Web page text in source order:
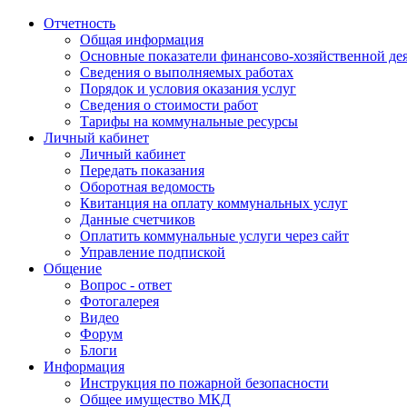
Отчетность
Общая информация
Основные показатели финансово-хозяйственной
Сведения о выполняемых работах
Порядок и условия оказания услуг
Сведения о стоимости работ
Тарифы на коммунальные ресурсы
Личный кабинет
Личный кабинет
Передать показания
Оборотная ведомость
Квитанция на оплату коммунальных услуг
Данные счетчиков
Оплатить коммунальные услуги через сайт
Управление подпиской
Общение
Вопрос - ответ
Фотогалерея
Видео
Форум
Блоги
Информация
Инструкция по пожарной безопасности
Общее имущество МКД